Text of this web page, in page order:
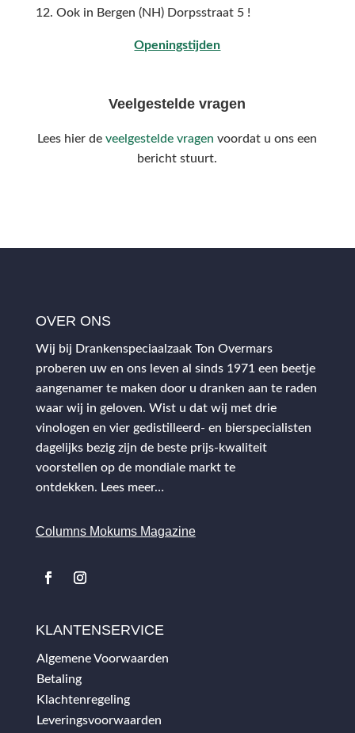
12. Ook in Bergen (NH) Dorpsstraat 5 !
Openingstijden
Veelgestelde vragen
Lees hier deveelgestelde vragen voordat u ons een
bericht stuurt.
OVER ONS
Wij bij Drankenspeciaalzaak Ton Overmars
proberen uw en ons leven al sinds 1971 een beetje
aangenamer te maken door u dranken aan te raden
waar wij in geloven. Wist u dat wij met drie
vinologen en vier gedistilleerd- en bierspecialisten
dagelijks bezig zijn de beste prijs-kwaliteit
voorstellen op de mondiale markt te
ontdekken. Lees meer…
Columns Mokums Magazine
KLANTENSERVICE
Algemene Voorwaarden
Betaling
Klachtenregeling
Leveringsvoorwaarden